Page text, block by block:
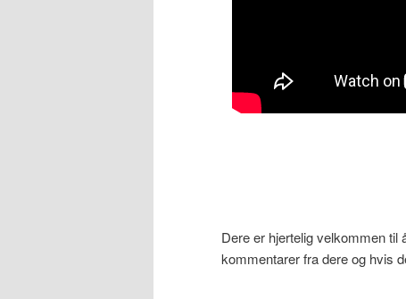
Dere er hjertelig velkommen til
kommentarer fra dere og hvis